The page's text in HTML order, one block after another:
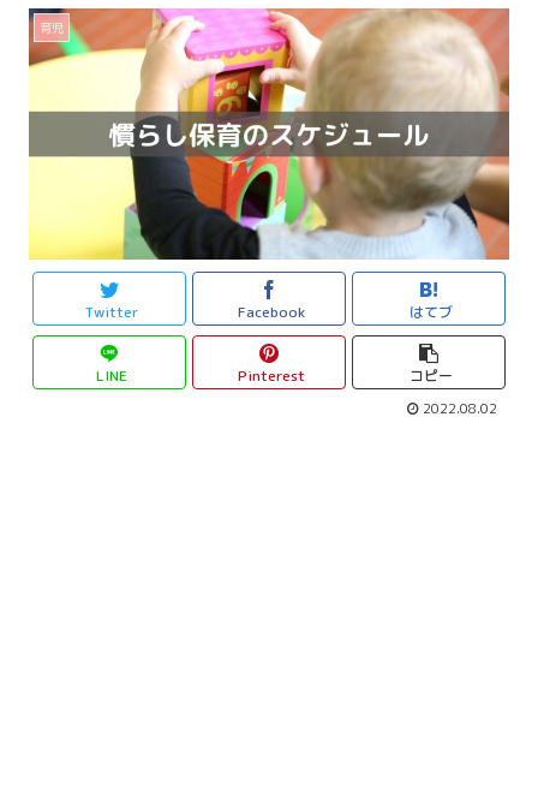
育児
Twitter Facebook はてブ
LINE Pinterest コピー
2022.08.02